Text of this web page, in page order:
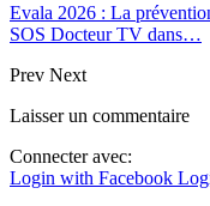
Evala 2026 : La
SOS Docteur TV dans…
Prev Next
Laisser un commentaire
Connecter avec:
Login with Facebook